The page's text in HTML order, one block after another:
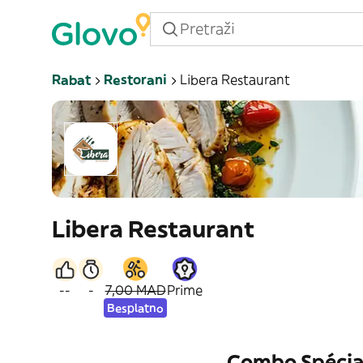
Rabat Restorani Libera Restaurant
Libera Restaurant
-- - 7,00 MAD
Besplatno
Prime